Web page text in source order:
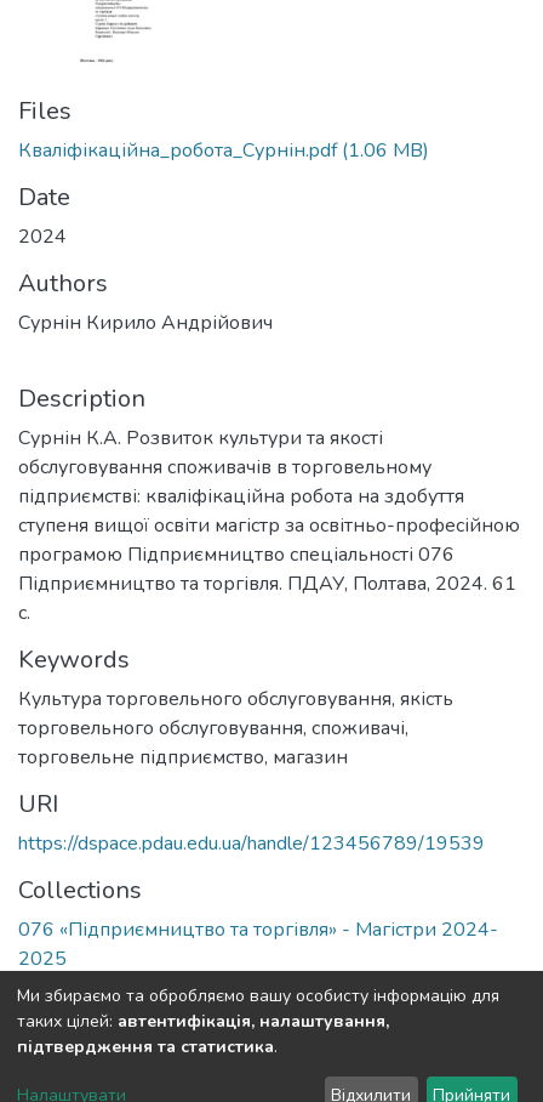
Files
Кваліфікаційна_робота_Сурнін.pdf(1.06 MB)
Date
2024
Authors
Сурнін Кирило Андрійович
Description
Сурнін К.А. Розвиток культури та якості
обслуговування споживачів в торговельному
підприємстві: кваліфікаційна робота на здобуття
ступеня вищої освіти магістр за освітньо-професійною
програмою Підприємництво спеціальності 076
Підприємництво та торгівля. ПДАУ, Полтава, 2024. 61
с.
Keywords
Культура торговельного обслуговування, якість
торговельного обслуговування, споживачі,
торговельне підприємство, магазин
URI
https://dspace.pdau.edu.ua/handle/123456789/19539
Collections
076 «Підприємництво та торгівля» - Магістри 2024-
2025
Full item page
DSpace software copyright © 2002-2026 LYRASIS
Ми збираємо та обробляємо вашу особисту інформацію для
таких цілей: автентифікація, налаштування,
підтвердження та статистика.
Налаштувати Відхилити Прийняти